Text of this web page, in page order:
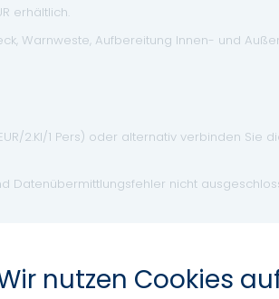
erhältlich.
Warnweste, Aufbereitung Innen- und
2.Kl/1 Pers) oder alternativ verbinden
Datenübermittlungsfehler nicht
nutzen Cookies